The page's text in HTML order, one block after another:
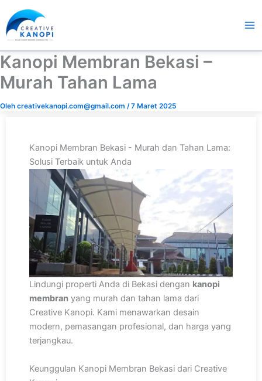
ke
konten
Kanopi Membran Bekasi –
Murah Tahan Lama
Oleh creativekanopi.com@gmail.com /7 Maret 2025
Kanopi Membran Bekasi - Murah dan Tahan Lama:
Solusi Terbaik untuk Anda
Lindungi properti Anda di Bekasi dengan kanopi
membran yang murah dan tahan lama dari
Creative Kanopi. Kami menawarkan desain
modern, pemasangan profesional, dan harga yang
terjangkau.
Keunggulan Kanopi Membran Bekasi dari Creative